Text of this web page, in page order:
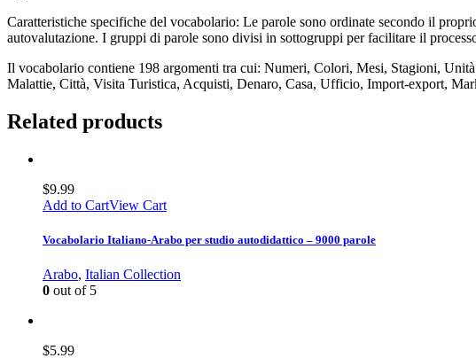
Caratteristiche specifiche del vocabolario: Le parole sono ordinate secondo il
autovalutazione. I gruppi di parole sono divisi in sottogruppi per facilitare il
Il vocabolario contiene 198 argomenti tra cui: Numeri, Colori, Mesi, Stagioni,
Malattie, Città, Visita Turistica, Acquisti, Denaro, Casa, Ufficio, Import-export,
Related products
$9.99
Add to CartView Cart
Vocabolario Italiano-Arabo per studio autodidattico – 9000 parole
Arabo, Italian Collection
0 out of 5
$5.99